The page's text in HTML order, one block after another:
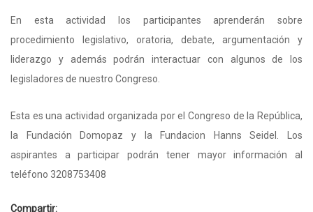
En esta actividad los participantes aprenderán sobre
procedimiento legislativo, oratoria, debate, argumentación y
liderazgo y además podrán interactuar con algunos de los
legisladores de nuestro Congreso.
Esta es una actividad organizada por el Congreso de la República,
la Fundación Domopaz y la Fundacion Hanns Seidel. Los
aspirantes a participar podrán tener mayor información al
teléfono 3208753408
Compartir: